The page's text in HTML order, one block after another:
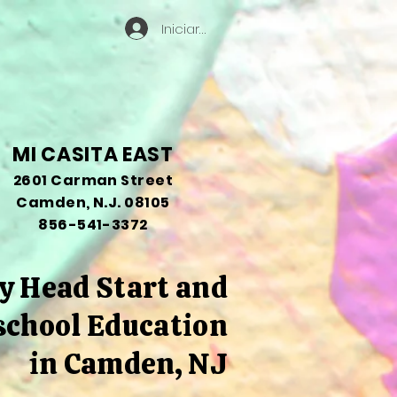
Iniciar sesión
MI CASITA EAST
2601 Carman Street
Camden, N.J. 08105
856-541-3372
Head Start and
Education
in Camden, NJ